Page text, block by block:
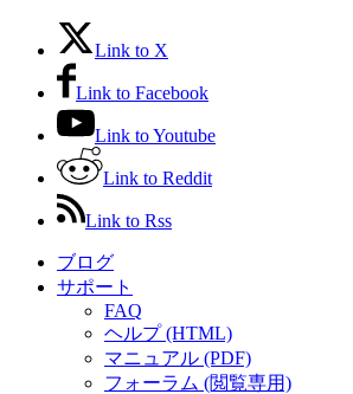
Link to X
Link to Facebook
Link to Youtube
Link to Reddit
Link to Rss
ブログ
サポート
FAQ
ヘルプ (HTML)
マニュアル (PDF)
フォーラム (閲覧専用)